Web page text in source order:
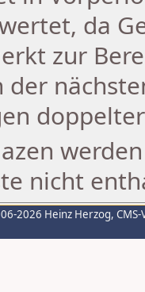
da
zur
der
nicht
2026 Heinz Herzog,